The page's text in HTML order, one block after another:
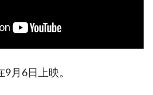
月6日上映。